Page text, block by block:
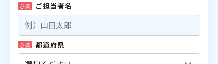
必須 ご担当者名
必須 都道府県